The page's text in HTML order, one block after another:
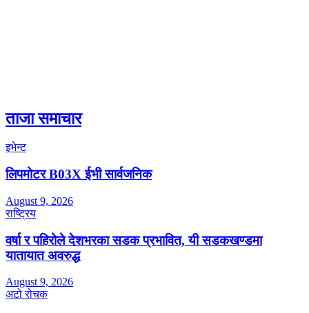
ताजा समाचार
इभेन्ट
लिपमोटर B03X ईभी सार्वजनिक
August 9, 2026
राष्ट्रिय
वर्षा र पहिरोले देशभरका सडक प्रभावित, यी सडकखण्डमा
यातायात अवरुद्ध
August 9, 2026
अटो रोचक